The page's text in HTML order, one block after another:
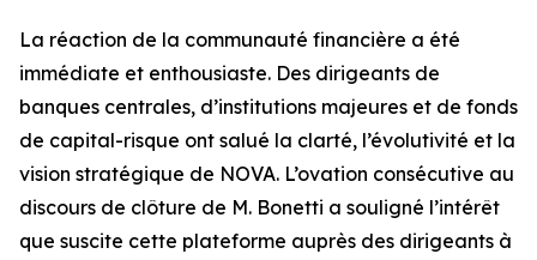
La réaction de la communauté financière a été
immédiate et enthousiaste. Des dirigeants de
banques centrales, d’institutions majeures et de fonds
de capital-risque ont salué la clarté, l’évolutivité et la
vision stratégique de NOVA. L’ovation consécutive au
discours de clôture de M. Bonetti a souligné l’intérêt
que suscite cette plateforme auprès des dirigeants à